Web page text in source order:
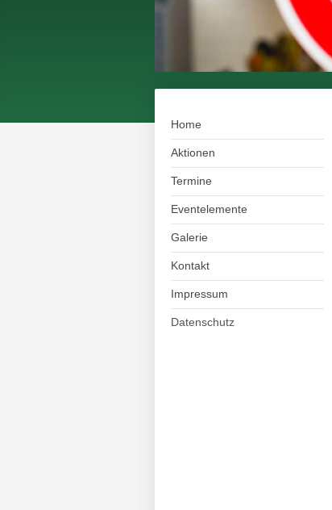
Home
Aktionen
Termine
Eventelemente
Galerie
Kontakt
Impressum
Datenschutz